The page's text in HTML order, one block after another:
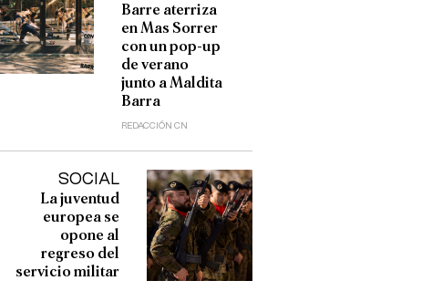
Barre aterriza
en Mas Sorrer
con un pop-up
de verano
junto a Maldita
Barra
REDACCIÓN CN
SOCIAL
La juventud
europea se
opone al
regreso del
servicio militar